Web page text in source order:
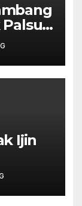
–
Tidak
Ijin